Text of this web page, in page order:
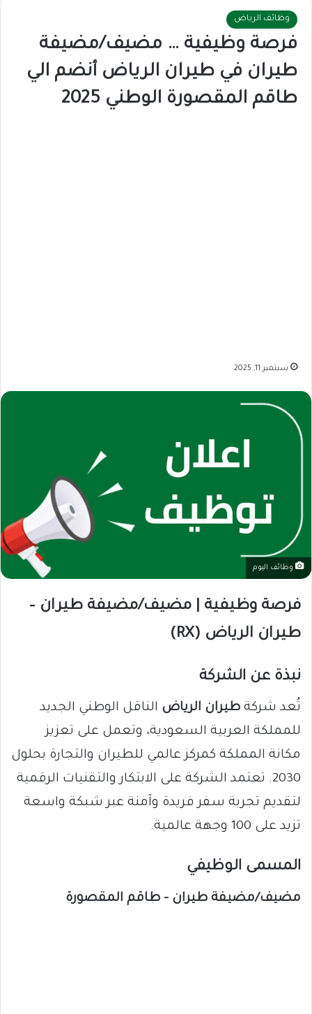
وظائف الرياض
فرصة وظيفية … مضيف/مضيفة
طيران في طيران الرياض أنضم الي
طاقم المقصورة الوطني 2025
سبتمبر 11, 2025
وظائف اليوم
فرصة وظيفية | مضيف/مضيفة طيران –
طيران الرياض (RX)
نبذة عن الشركة
تُعد شركة طيران الرياض الناقل الوطني الجديد
للمملكة العربية السعودية، وتعمل على تعزيز
مكانة المملكة كمركز عالمي للطيران والتجارة بحلول
2030. تعتمد الشركة على الابتكار والتقنيات الرقمية
لتقديم تجربة سفر فريدة وآمنة عبر شبكة واسعة
تزيد على 100 وجهة عالمية.
المسمى الوظيفي
مضيف/مضيفة طيران – طاقم المقصورة